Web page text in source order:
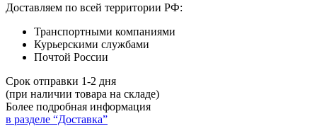
Доставляем по всей территории РФ:
Транспортными компаниями
Курьерскими службами
Почтой России
Срок отправки 1-2 дня
(при наличии товара на складе)
Более подробная информация
в разделе “Доставка”